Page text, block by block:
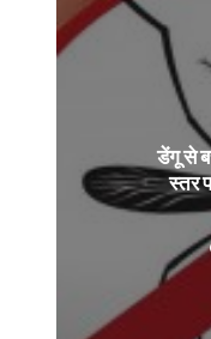
k
डेंगू से
स्तर